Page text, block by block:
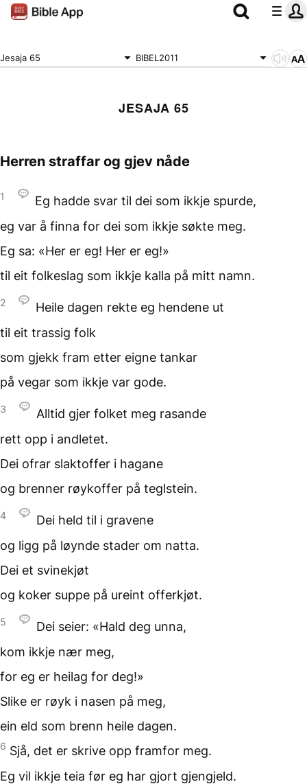
Jesaja 65 BIBEL2011
JESAJA 65
Herren straffar og gjev nåde
1 Eg hadde svar til dei som ikkje spurde,
eg var å finna for dei som ikkje søkte meg.
Eg sa: «Her er eg! Her er eg!»
til eit folkeslag som ikkje kalla på mitt namn.
2 Heile dagen rekte eg hendene ut
til eit trassig folk
som gjekk fram etter eigne tankar
på vegar som ikkje var gode.
3 Alltid gjer folket meg rasande
rett opp i andletet.
Dei ofrar slaktoffer i hagane
og brenner røykoffer på teglstein.
4 Dei held til i gravene
og ligg på løynde stader om natta.
Dei et svinekjøt
og koker suppe på ureint offerkjøt.
5 Dei seier: «Hald deg unna,
kom ikkje nær meg,
for eg er heilag for deg!»
Slike er røyk i nasen på meg,
ein eld som brenn heile dagen.
6 Sjå, det er skrive opp framfor meg.
Eg vil ikkje teia før eg har gjort gjengjeld.